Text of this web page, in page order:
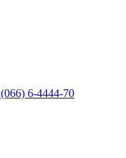
(066) 6-4444-70